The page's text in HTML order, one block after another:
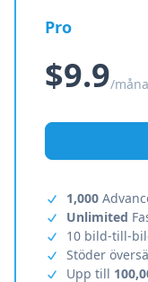
Pro
$9.9/
1,000
Unlimited
10 bild-till-
Stöder
Upp till